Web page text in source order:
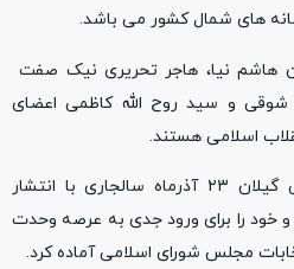
های شمال کشور می باشد.
هاشم نیا، هاجر تحریری نیک صفت
شوقی و سید روح الله کاظمی اعضای
اسلامی هستند.
راهیان گام دوم انقلاب اسلامی گیلان ۲۳ آذرماه سالجاری با انتشار
و خود را برای ورود جدی به عرصه وحدت
مجلس شورای اسلامی آماده کرد.